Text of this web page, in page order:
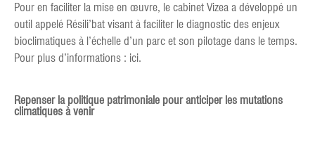
Pour en faciliter la mise en œuvre, le cabinet Vizea a développé un
outil appelé Résili’bat visant à faciliter le diagnostic des enjeux
bioclimatiques à l’échelle d’un parc et son pilotage dans le temps.
Pour plus d’informations : ici.
Repenser la politique patrimoniale pour anticiper les mutations
climatiques à venir